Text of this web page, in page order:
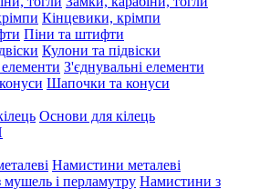
Кінцевики, крімпи
Піни та штифти
Кулони та підвіски
З'єднувальні елементи
Шапочки та конуси
Основи для кілець
Намистини металеві
Намистини з